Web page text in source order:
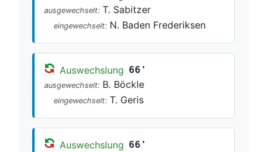
ausgewechselt: T. Sabitzer
eingewechselt: N. Baden Frederiksen
Auswechslung 66'
ausgewechselt: B. Böckle
eingewechselt: T. Geris
Auswechslung 66'